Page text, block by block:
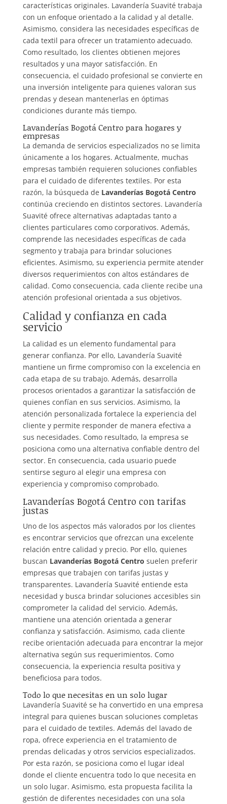
características originales. Lavandería Suavité trabaja
con un enfoque orientado a la calidad y al detalle.
Asimismo, considera las necesidades específicas de
cada textil para ofrecer un tratamiento adecuado.
Como resultado, los clientes obtienen mejores
resultados y una mayor satisfacción. En
consecuencia, el cuidado profesional se convierte en
una inversión inteligente para quienes valoran sus
prendas y desean mantenerlas en óptimas
condiciones durante más tiempo.
Lavanderías Bogotá Centro para hogares y
empresas
La demanda de servicios especializados no se limita
únicamente a los hogares. Actualmente, muchas
empresas también requieren soluciones confiables
para el cuidado de diferentes textiles. Por esta
razón, la búsqueda de Lavanderías Bogotá Centro
continúa creciendo en distintos sectores. Lavandería
Suavité ofrece alternativas adaptadas tanto a
clientes particulares como corporativos. Además,
comprende las necesidades específicas de cada
segmento y trabaja para brindar soluciones
eficientes. Asimismo, su experiencia permite atender
diversos requerimientos con altos estándares de
calidad. Como consecuencia, cada cliente recibe una
atención profesional orientada a sus objetivos.
Calidad y confianza en cada
servicio
La calidad es un elemento fundamental para
generar confianza. Por ello, Lavandería Suavité
mantiene un firme compromiso con la excelencia en
cada etapa de su trabajo. Además, desarrolla
procesos orientados a garantizar la satisfacción de
quienes confían en sus servicios. Asimismo, la
atención personalizada fortalece la experiencia del
cliente y permite responder de manera efectiva a
sus necesidades. Como resultado, la empresa se
posiciona como una alternativa confiable dentro del
sector. En consecuencia, cada usuario puede
sentirse seguro al elegir una empresa con
experiencia y compromiso comprobado.
Lavanderías Bogotá Centro con tarifas
justas
Uno de los aspectos más valorados por los clientes
es encontrar servicios que ofrezcan una excelente
relación entre calidad y precio. Por ello, quienes
buscan Lavanderías Bogotá Centro suelen preferir
empresas que trabajen con tarifas justas y
transparentes. Lavandería Suavité entiende esta
necesidad y busca brindar soluciones accesibles sin
comprometer la calidad del servicio. Además,
mantiene una atención orientada a generar
confianza y satisfacción. Asimismo, cada cliente
recibe orientación adecuada para encontrar la mejor
alternativa según sus requerimientos. Como
consecuencia, la experiencia resulta positiva y
beneficiosa para todos.
Todo lo que necesitas en un solo lugar
Lavandería Suavité se ha convertido en una empresa
integral para quienes buscan soluciones completas
para el cuidado de textiles. Además del lavado de
ropa, ofrece experiencia en el tratamiento de
prendas delicadas y otros servicios especializados.
Por esta razón, se posiciona como el lugar ideal
donde el cliente encuentra todo lo que necesita en
un solo lugar. Asimismo, esta propuesta facilita la
gestión de diferentes necesidades con una sola